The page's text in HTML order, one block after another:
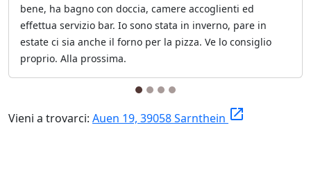
bene, ha bagno con doccia, camere accoglienti ed
effettua servizio bar. Io sono stata in inverno, pare in
estate ci sia anche il forno per la pizza. Ve lo consiglio
proprio. Alla prossima.
Vieni a trovarci: Auen 19, 39058 Sarnthein launch